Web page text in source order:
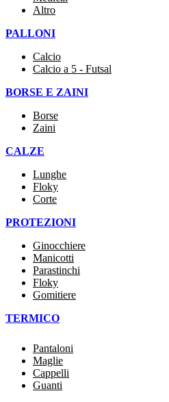
Altro
PALLONI
Calcio
Calcio a 5 - Futsal
BORSE E ZAINI
Borse
Zaini
CALZE
Lunghe
Floky
Corte
PROTEZIONI
Ginocchiere
Manicotti
Parastinchi
Floky
Gomitiere
TERMICO
Pantaloni
Maglie
Cappelli
Guanti